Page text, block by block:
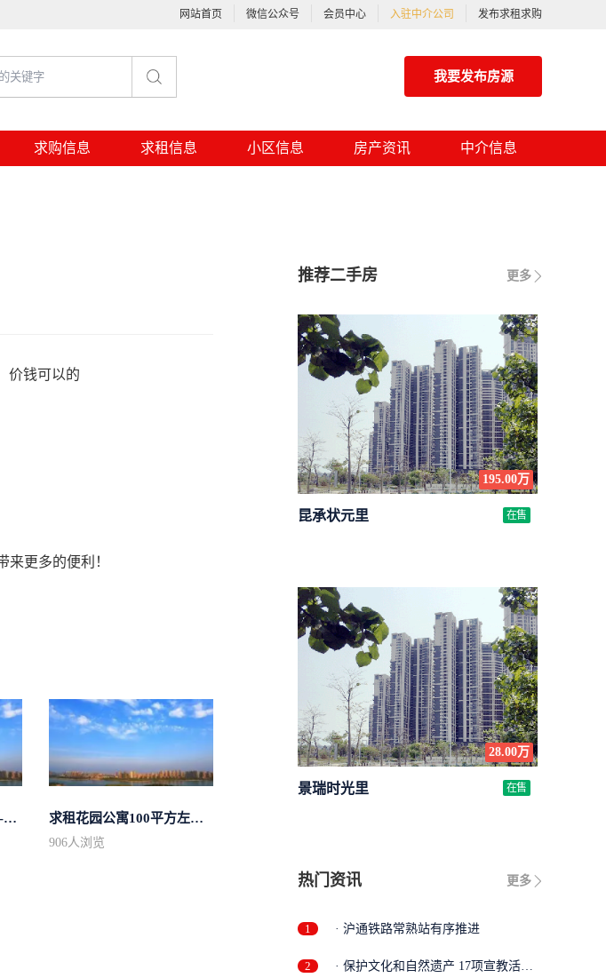
网站首页 微信公众号 会员中心 入驻中介公司 发布求租求购
我要发布房源
求购信息 求租信息 小区信息 房产资讯 中介信息
价钱可以的
更多的便利！
求租市中心简单装修400-500 求租花园公寓100平方左右，电梯房
906人浏览
更多
推荐二手房
195.00万
昆承状元里 在售
28.00万
景瑞时光里 在售
更多
热门资讯
1 · 沪通铁路常熟站有序推进
2
· 保护文化和自然遗产 17项宣教活动